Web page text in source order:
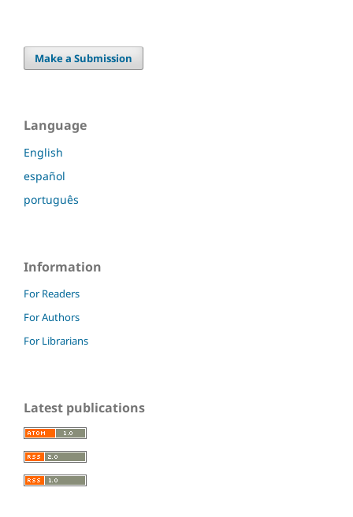
Make a Submission
Language
English
español
português
Information
For Readers
For Authors
For Librarians
Latest publications